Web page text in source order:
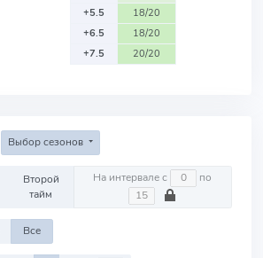
+5.5
18/20
+6.5
18/20
+7.5
20/20
Выбор сезонов
Второй
тайм
На интервале с по
Все